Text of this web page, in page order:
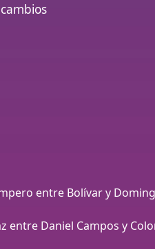
entre Bolívar y
entre Daniel Campos y